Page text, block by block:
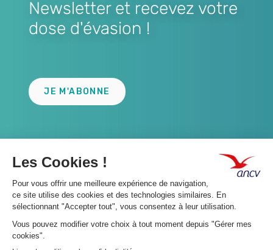
Newsletter et recevez votre
dose d'évasion !
JE M'ABONNE
A propos 👇